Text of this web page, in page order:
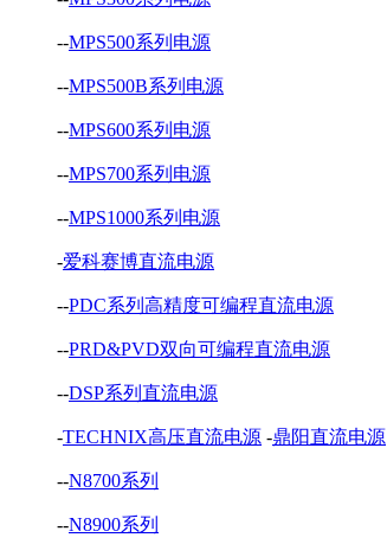
--MPS500系列电源
--MPS500B系列电源
--MPS600系列电源
--MPS700系列电源
--MPS1000系列电源
-爱科赛博直流电源
--PDC系列高精度可编程直流电源
--PRD&PVD双向可编程直流电源
--DSP系列直流电源
-TECHNIX高压直流电源 -鼎阳直流电源
--N8700系列
--N8900系列